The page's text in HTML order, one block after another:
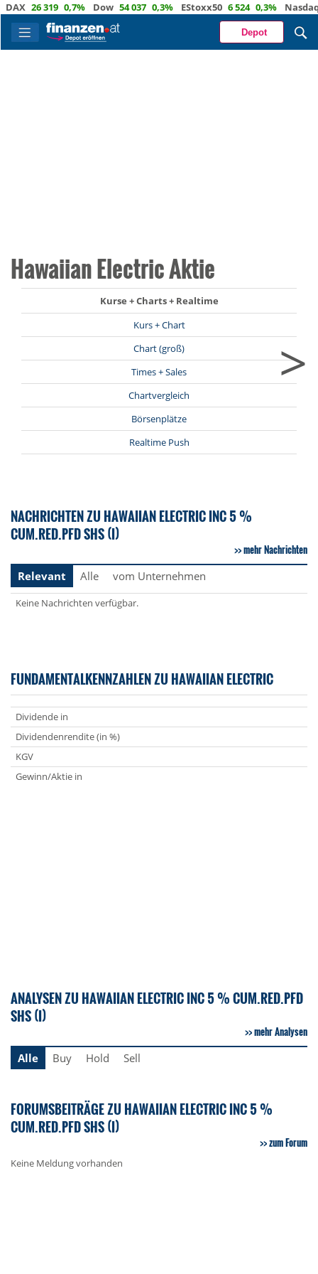
26 319 0,7% Dow 54 037 0,3% EStoxx50 6 524 0,3% Nasdaq 29
Depot
Hawaiian Electric Aktie
Kurse + Charts + Realtime
Kurs + Chart
Chart (groß)
Times + Sales
Chartvergleich
Börsenplätze
Realtime Push
>
NACHRICHTEN ZU HAWAIIAN ELECTRIC INC 5 %
CUM.RED.PFD SHS (I)
mehr Nachrichten
Relevant
Alle vom Unternehmen
Keine Nachrichten verfügbar.
FUNDAMENTALKENNZAHLEN ZU HAWAIIAN ELECTRIC
Dividende in
Dividendenrendite (in %)
KGV
Gewinn/Aktie in
ANALYSEN ZU HAWAIIAN ELECTRIC INC 5 % CUM.RED.PFD
SHS (I)
mehr Analysen
Alle
Buy Hold Sell
FORUMSBEITRÄGE ZU HAWAIIAN ELECTRIC INC 5 %
CUM.RED.PFD SHS (I)
zum Forum
Keine Meldung vorhanden